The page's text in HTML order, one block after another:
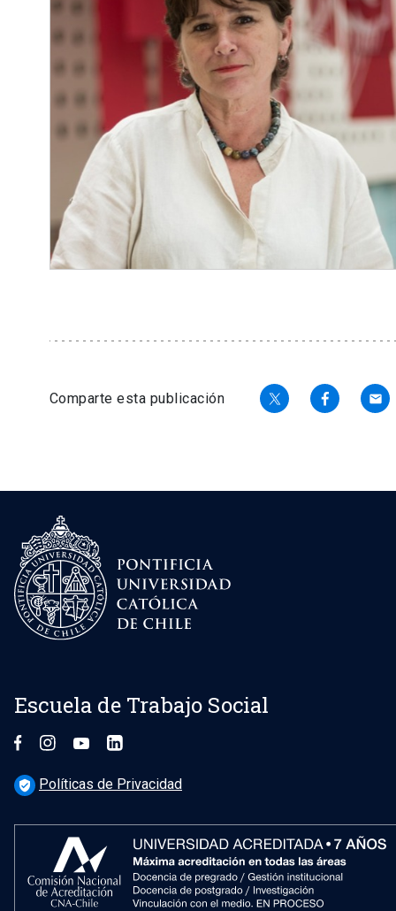
Comparte esta publicación email
Escuela de Trabajo Social
verified_user Políticas de Privacidad